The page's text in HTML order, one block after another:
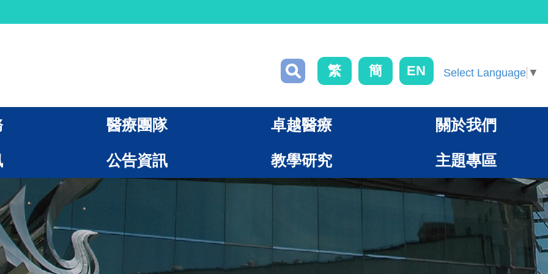
繁 簡 EN Select Language ▼
醫療團隊 卓越醫療 關於我們
公告資訊 教學研究 主題專區